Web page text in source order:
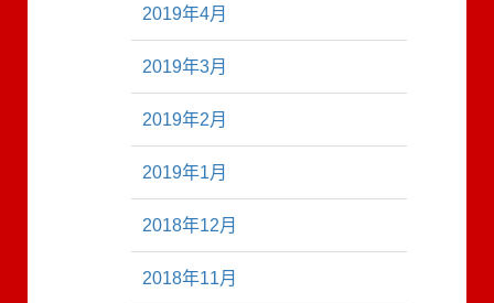
2019年4月
2019年3月
2019年2月
2019年1月
2018年12月
2018年11月